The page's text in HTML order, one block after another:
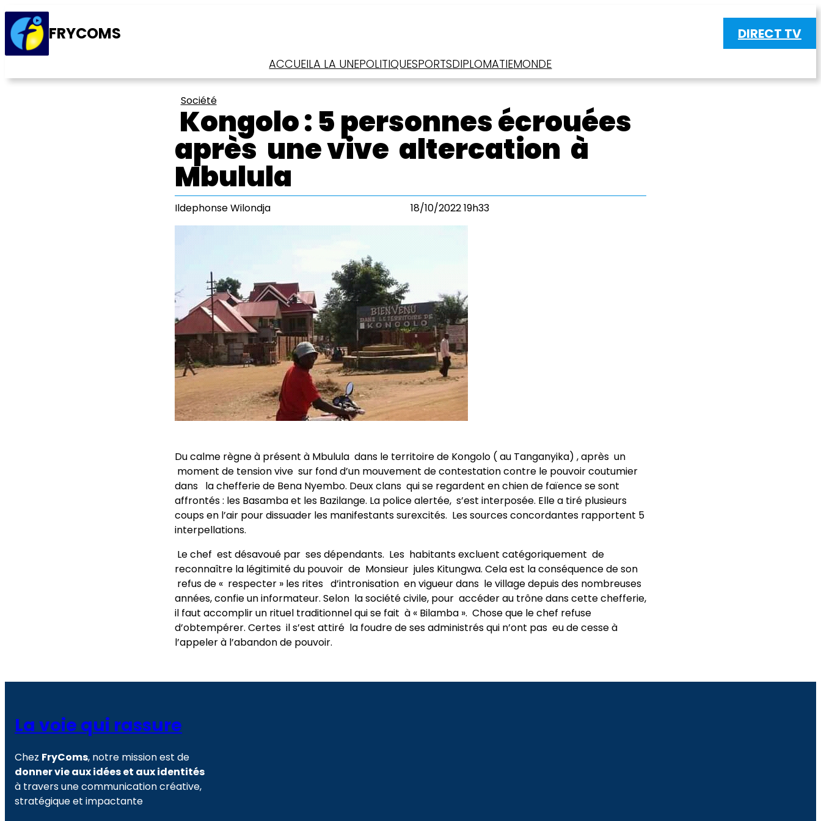
FRYCOMS DIRECT TV
ACCUEILA LA UNEPOLITIQUESPORTSDIPLOMATIEMONDE
Société
Kongolo : 5 personnes écrouées
après une vive altercation à
Mbulula
Ildephonse Wilondja 18/10/2022 19h33
Du calme règne à présent à Mbulula dans le territoire de Kongolo ( au Tanganyika) , après un
moment de tension vive sur fond d’un mouvement de contestation contre le pouvoir coutumier
dans la chefferie de Bena Nyembo. Deux clans qui se regardent en chien de faïence se sont
affrontés : les Basamba et les Bazilange. La police alertée, s’est interposée. Elle a tiré plusieurs
coups en l’air pour dissuader les manifestants surexcités. Les sources concordantes rapportent 5
interpellations.
Le chef est désavoué par ses dépendants. Les habitants excluent catégoriquement de
reconnaître la légitimité du pouvoir de Monsieur jules Kitungwa. Cela est la conséquence de son
refus de « respecter » les rites d’intronisation en vigueur dans le village depuis des nombreuses
années, confie un informateur. Selon la société civile, pour accéder au trône dans cette chefferie,
il faut accomplir un rituel traditionnel qui se fait à « Bilamba ». Chose que le chef refuse
d’obtempérer. Certes il s’est attiré la foudre de ses administrés qui n’ont pas eu de cesse à
l’appeler à l’abandon de pouvoir.
La voie qui rassure
Chez FryComs, notre mission est de
donner vie aux idées et aux identités
à travers une communication créative,
stratégique et impactante